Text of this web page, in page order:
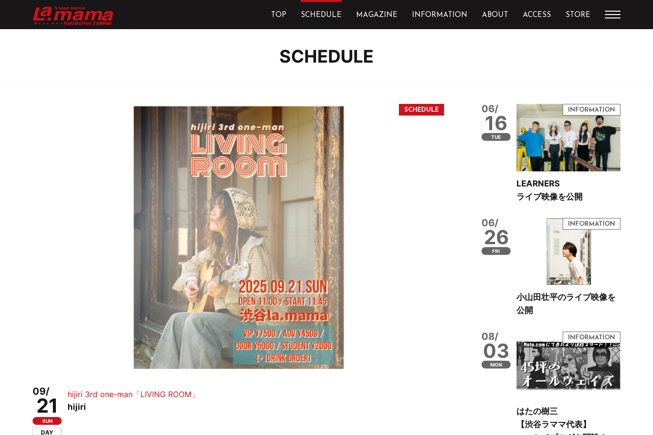
TOP SCHEDULE MAGAZINE INFORMATION ABOUT ACCESS STORE
SCHEDULE
09/
21
SUN
DAY
hijiri 3rd one-man「LIVING ROOM」
hijiri
06/
16
TUE
LEARNERS
ライブ映像を公開
06/
26
FRI
小山田壮平のライブ映像を
公開
08/
03
MON
はたの樹三
【渋谷ラママ代表】